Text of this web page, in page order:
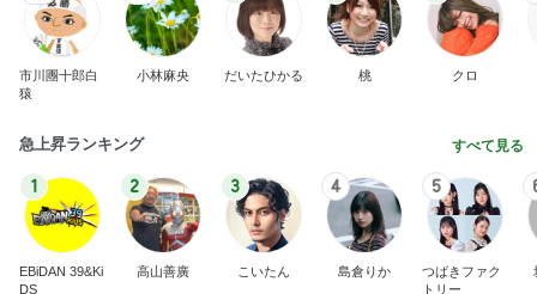
市川團十郎白
猿
小林麻央 だいたひかる 桃 クロ
急上昇ランキング すべて見る
1
EBiDAN 39&Ki
DS
2
高山善廣
3
こいたん
4
島倉りか
5
つばきファク
トリー